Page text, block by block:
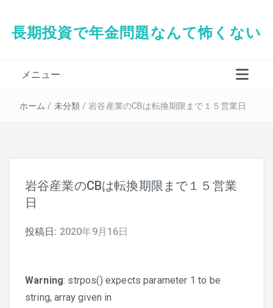
長期投資で年金問題なんて怖くない
メニュー
タダシの経歴
ホーム / 未分類 / 岩谷産業のCBは転換期限まで１５営業日
岩谷産業のCBは転換期限まで１５営業
日
投稿日: 2020年9月16日
Warning: strpos() expects parameter 1 to be
string, array given in